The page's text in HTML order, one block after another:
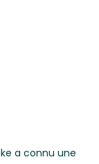
a connu une